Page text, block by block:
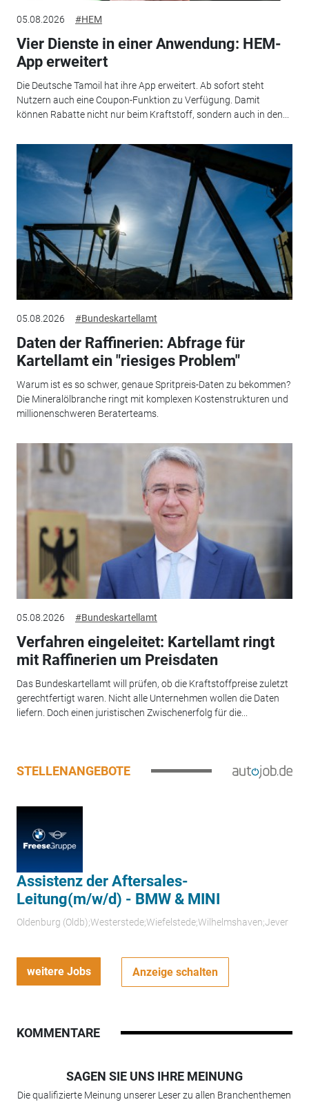
05.08.2026 #HEM
Vier Dienste in einer Anwendung: HEM-
App erweitert
Die Deutsche Tamoil hat ihre App erweitert. Ab sofort steht
Nutzern auch eine Coupon-Funktion zu Verfügung. Damit
können Rabatte nicht nur beim Kraftstoff, sondern auch in den...
05.08.2026 #Bundeskartellamt
Daten der Raffinerien: Abfrage für
Kartellamt ein "riesiges Problem"
Warum ist es so schwer, genaue Spritpreis-Daten zu bekommen?
Die Mineralölbranche ringt mit komplexen Kostenstrukturen und
millionenschweren Beraterteams.
05.08.2026 #Bundeskartellamt
Verfahren eingeleitet: Kartellamt ringt
mit Raffinerien um Preisdaten
Das Bundeskartellamt will prüfen, ob die Kraftstoffpreise zuletzt
gerechtfertigt waren. Nicht alle Unternehmen wollen die Daten
liefern. Doch einen juristischen Zwischenerfolg für die...
STELLENANGEBOTE
Assistenz der Aftersales-
Leitung(m/w/d) - BMW & MINI
Oldenburg (Oldb);Westerstede;Wiefelstede;Wilhelmshaven;Jever
weitere Jobs Anzeige schalten
KOMMENTARE
SAGEN SIE UNS IHRE MEINUNG
Die qualifizierte Meinung unserer Leser zu allen Branchenthemen